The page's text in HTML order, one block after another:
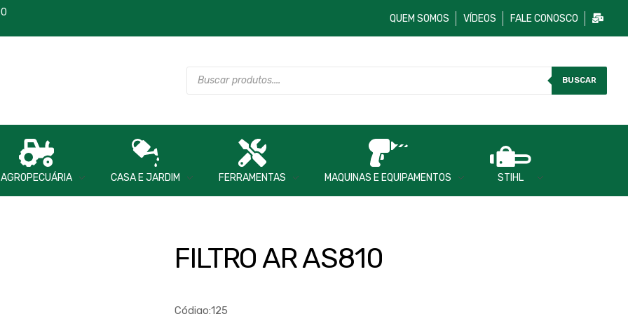
QUEM SOMOS VÍDEOS FALE CONOSCO
BUSCAR
AGROPECUÁRIA CASA E JARDIM FERRAMENTAS MAQUINAS E EQUIPAMENTOS STIHL
FILTRO AR AS810
Código:125